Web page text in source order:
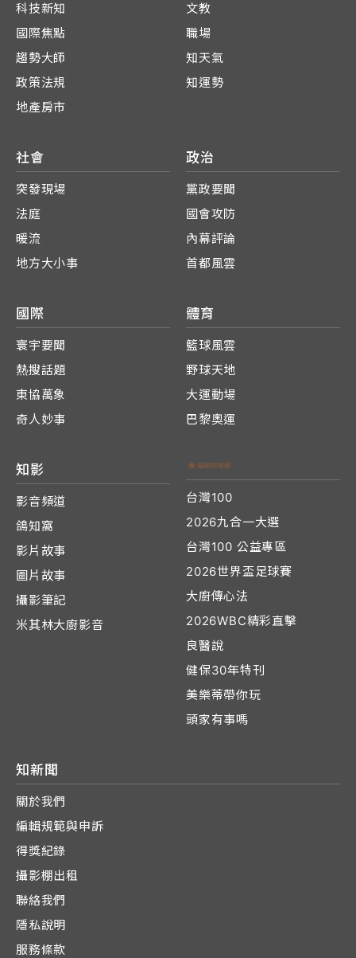
科技新知
國際焦點
趨勢大師
政策法規
地產房市
文教
職場
知天氣
知運勢
社會
突發現場
法庭
暖流
地方大小事
政治
黨政要聞
國會攻防
內幕評論
首都風雲
國際
寰宇要聞
熱搜話題
東協萬象
奇人妙事
體育
籃球風雲
野球天地
大運動場
巴黎奧運
知影
影音頻道
鴿知窩
影片故事
圖片故事
攝影筆記
米其林大廚影音
台灣100
2026九合一大選
台灣100 公益專區
2026世界盃足球賽
大廚傳心法
2026WBC精彩直擊
良醫說
健保30年特刊
美樂蒂帶你玩
頭家有事嗎
知新聞
關於我們
編輯規範與申訴
得獎紀錄
攝影棚出租
聯絡我們
隱私說明
服務條款